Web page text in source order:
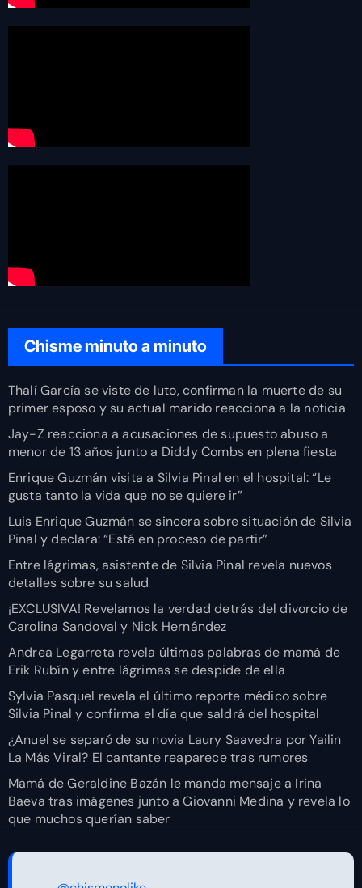
Chisme minuto a minuto
Thalí García se viste de luto, confirman la muerte de su
primer esposo y su actual marido reacciona a la noticia
Jay-Z reacciona a acusaciones de supuesto abuso a
menor de 13 años junto a Diddy Combs en plena fiesta
Enrique Guzmán visita a Silvia Pinal en el hospital: “Le
gusta tanto la vida que no se quiere ir”
Luis Enrique Guzmán se sincera sobre situación de Silvia
Pinal y declara: “Está en proceso de partir”
Entre lágrimas, asistente de Silvia Pinal revela nuevos
detalles sobre su salud
¡EXCLUSIVA! Revelamos la verdad detrás del divorcio de
Carolina Sandoval y Nick Hernández
Andrea Legarreta revela últimas palabras de mamá de
Erik Rubín y entre lágrimas se despide de ella
Sylvia Pasquel revela el último reporte médico sobre
Silvia Pinal y confirma el día que saldrá del hospital
¿Anuel se separó de su novia Laury Saavedra por Yailin
La Más Viral? El cantante reaparece tras rumores
Mamá de Geraldine Bazán le manda mensaje a Irina
Baeva tras imágenes junto a Giovanni Medina y revela lo
que muchos querían saber